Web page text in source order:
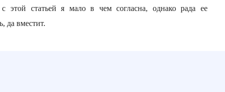
этой статьей я мало в чем согласна, однако рада ее
да вместит.